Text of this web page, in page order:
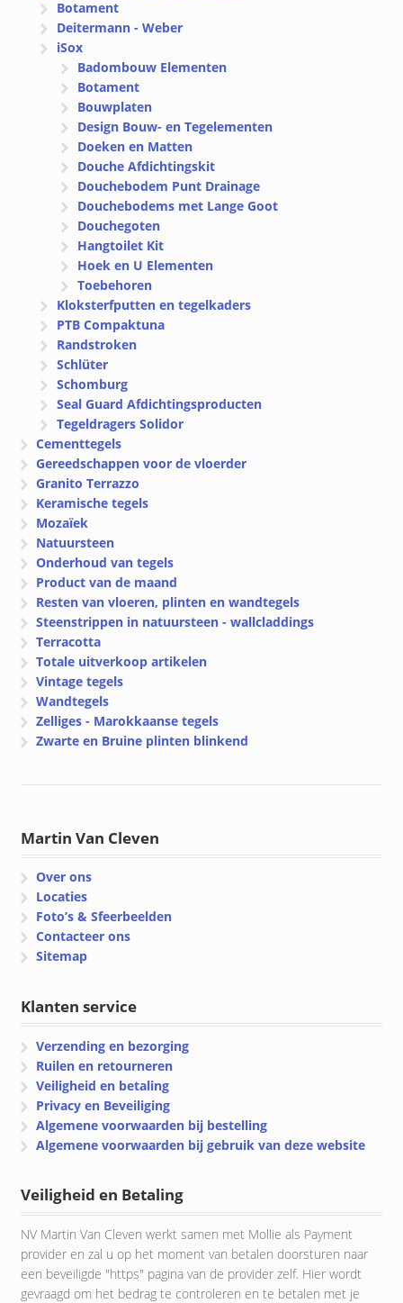
Botament
Deitermann - Weber
iSox
Badombouw Elementen
Botament
Bouwplaten
Design Bouw- en Tegelementen
Doeken en Matten
Douche Afdichtingskit
Douchebodem Punt Drainage
Douchebodems met Lange Goot
Douchegoten
Hangtoilet Kit
Hoek en U Elementen
Toebehoren
Kloksterfputten en tegelkaders
PTB Compaktuna
Randstroken
Schlüter
Schomburg
Seal Guard Afdichtingsproducten
Tegeldragers Solidor
Cementtegels
Gereedschappen voor de vloerder
Granito Terrazzo
Keramische tegels
Mozaïek
Natuursteen
Onderhoud van tegels
Product van de maand
Resten van vloeren, plinten en wandtegels
Steenstrippen in natuursteen - wallcladdings
Terracotta
Totale uitverkoop artikelen
Vintage tegels
Wandtegels
Zelliges - Marokkaanse tegels
Zwarte en Bruine plinten blinkend
Martin Van Cleven
Over ons
Locaties
Foto’s & Sfeerbeelden
Contacteer ons
Sitemap
Klanten service
Verzending en bezorging
Ruilen en retourneren
Veiligheid en betaling
Privacy en Beveiliging
Algemene voorwaarden bij bestelling
Algemene voorwaarden bij gebruik van deze website
Veiligheid en Betaling
NV Martin Van Cleven werkt samen met Mollie als Payment
provider en zal u op het moment van betalen doorsturen naar
een beveiligde "https" pagina van de provider zelf. Hier wordt
gevraagd om het bedrag te controleren en te betalen met je